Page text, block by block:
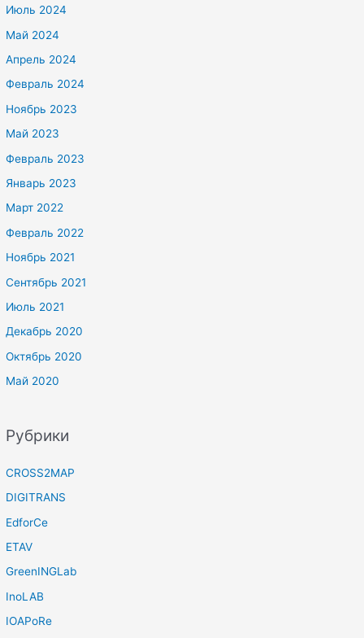
Июль 2024
Май 2024
Апрель 2024
Февраль 2024
Ноябрь 2023
Май 2023
Февраль 2023
Январь 2023
Март 2022
Февраль 2022
Ноябрь 2021
Сентябрь 2021
Июль 2021
Декабрь 2020
Октябрь 2020
Май 2020
Рубрики
CROSS2MAP
DIGITRANS
EdforCe
ETAV
GreenINGLab
InoLAB
IOAPoRe